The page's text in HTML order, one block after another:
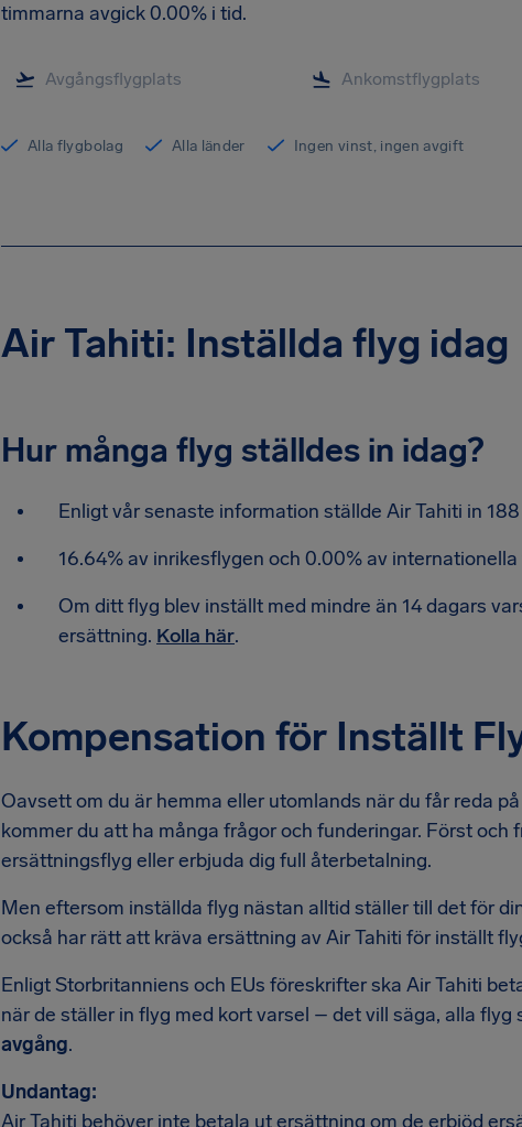
timmarna avgick 0.00% i tid.
Alla flygbolag Alla länder Ingen vinst, ingen avgift
Air Tahiti: Inställda flyg idag
Hur många flyg ställdes in idag?
Enligt vår senaste information ställde Air Tahiti in
16.64% av inrikesflygen och 0.00% av
Om ditt flyg blev inställt med mindre än 14 dagars
ersättning. Kolla här.
Kompensation för Inställt
Oavsett om du är hemma eller utomlands när du får reda
kommer du att ha många frågor och funderingar. Först och
ersättningsflyg eller erbjuda dig full återbetalning.
Men eftersom inställda flyg nästan alltid ställer till det för
också har rätt att kräva ersättning av Air Tahiti för inställt
Enligt Storbritanniens och EUs föreskrifter ska Air Tahiti
när de ställer in flyg med kort varsel – det vill säga, alla flyg
avgång.
Undantag:
Air Tahiti behöver inte betala ut ersättning om de erbjöd